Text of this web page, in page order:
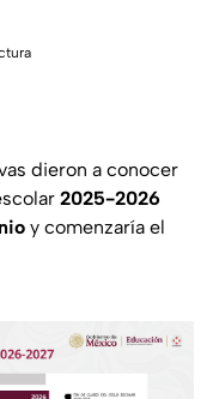
dieron a conocer
2025-2026
y comenzaría el